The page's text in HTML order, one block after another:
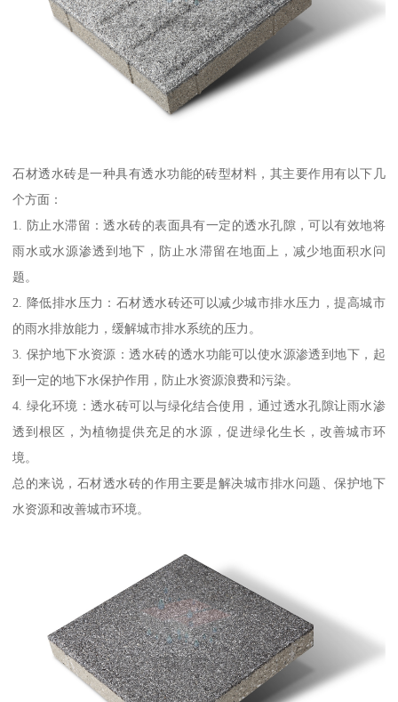
石材透水砖是一种具有透水功能的砖型材料，其主要作用有以下几
个方面：
1. 防止水滞留：透水砖的表面具有一定的透水孔隙，可以有效地将
雨水或水源渗透到地下，防止水滞留在地面上，减少地面积水问
题。
2. 降低排水压力：石材透水砖还可以减少城市排水压力，提高城市
的雨水排放能力，缓解城市排水系统的压力。
3. 保护地下水资源：透水砖的透水功能可以使水源渗透到地下，起
到一定的地下水保护作用，防止水资源浪费和污染。
4. 绿化环境：透水砖可以与绿化结合使用，通过透水孔隙让雨水渗
透到根区，为植物提供充足的水源，促进绿化生长，改善城市环
境。
总的来说，石材透水砖的作用主要是解决城市排水问题、保护地下
水资源和改善城市环境。